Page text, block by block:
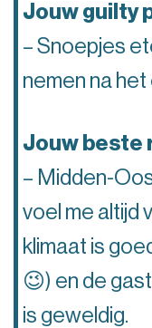
Jouw guilty
– Snoepjes
nemen na het
Jouw beste
– Midden-
voel me altijd
klimaat is
😉) en de
is geweldig.